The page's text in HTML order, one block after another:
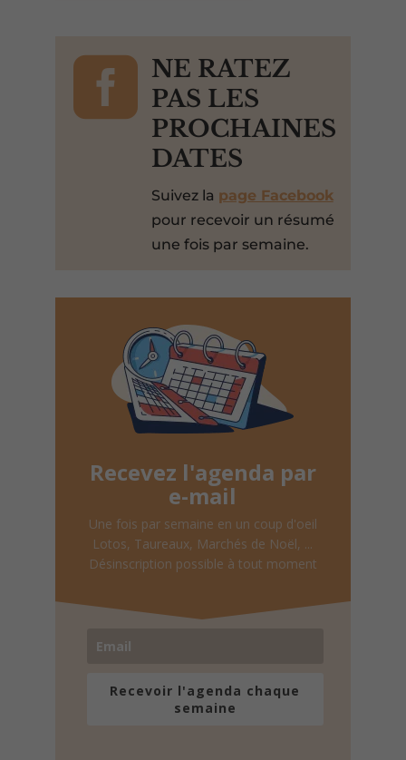

NE RATEZ
PAS LES
PROCHAINES
DATES
Suivez la page Facebook
pour recevoir un résumé
une fois par semaine.
Recevez l'agenda par
e-mail
Une fois par semaine en un coup d'oeil
Lotos, Taureaux, Marchés de Noël, ...
Désinscription possible à tout moment
Recevoir l'agenda chaque
semaine